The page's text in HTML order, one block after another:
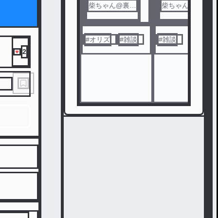
2
柴ちゃん@裏の
#オリズ #雑談
柴ちゃん@裏の
#雑談